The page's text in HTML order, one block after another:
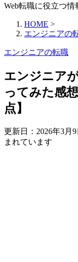
Web転職に役立つ情
HOME >
エンジニアの
エンジニアの転職
エンジニア
ってみた感
点】
更新日： 2026年3月9
まれています